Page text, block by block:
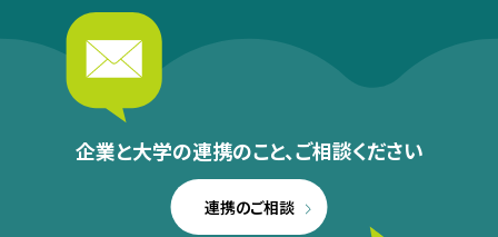
企業と大学の連携のこと、ご相談ください
連携のご相談